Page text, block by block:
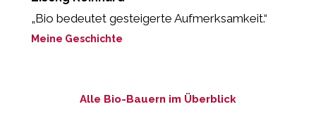
„Bio bedeutet gesteigerte Aufmerksamkeit.“
Meine Geschichte
Alle Bio-Bauern im Überblick